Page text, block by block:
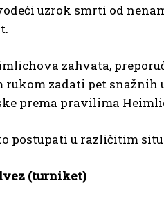
uzrok smrti od
zahvata,
rukom zadati pet snažnih
prema pravilima
postupati u različitim
(turniket)